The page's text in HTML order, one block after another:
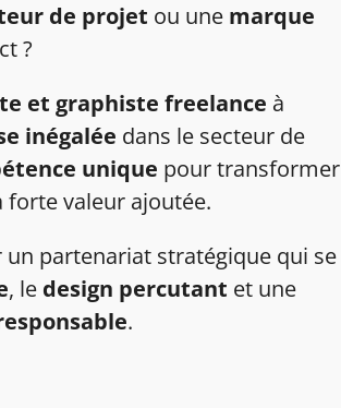
de projet ou une marque
?
et graphiste freelance à
inégalée dans le secteur de
unique pour transformer
forte valeur ajoutée.
partenariat stratégique qui se
, le design percutant et une
.